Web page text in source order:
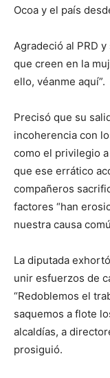
Ocoa y el país
Agradeció al PRD
que creen en la
ello, véanme aquí”.
Precisó que su
incoherencia con
como el privilegio
que ese errático
compañeros
factores “han
nuestra causa
La diputada
unir esfuerzos de
“Redoblemos el
saquemos a flote
alcaldías, a
prosiguió.